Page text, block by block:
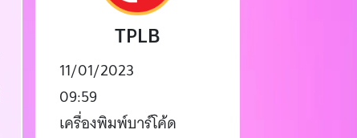
TPLB
11/01/2023
09:59
เครื่องพิมพ์บาร์โค้ด